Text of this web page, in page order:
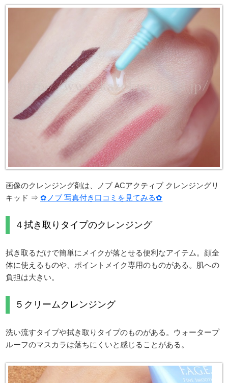
画像のクレンジング剤は、ノブ ACアクティブ クレンジングリ
キッド ⇒✿ノブ 写真付き口コミを見てみる✿
４拭き取りタイプのクレンジング
拭き取るだけで簡単にメイクが落とせる便利なアイテム。顔全
体に使えるものや、ポイントメイク専用のものがある。肌への
負担は大きい。
５クリームクレンジング
洗い流すタイプや拭き取りタイプのものがある。ウォータープ
ルーフのマスカラは落ちにくいと感じることがある。